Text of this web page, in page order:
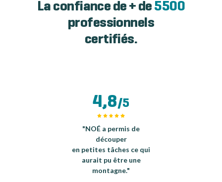
La confiance de + de 5500
professionnels
certifiés.
4,8/5
"NOÉ a permis de
découper
en petites tâches ce qui
aurait pu être une
montagne."